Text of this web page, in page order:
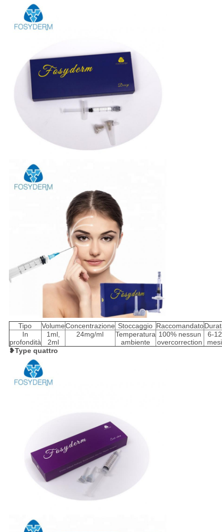
Tipo VolumeConcentrazione Stoccaggio Raccomandato
In
profondità
1ml,
2ml
24mg/ml
Temperatura
ambiente
100% nessun
overcorrection
6-12
mesi
❥Type quattro